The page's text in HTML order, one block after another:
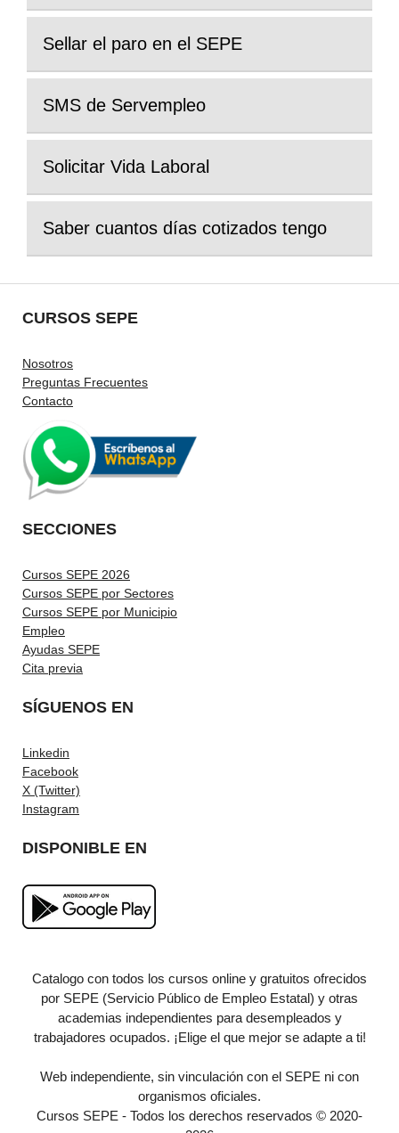
Sellar el paro en el SEPE
SMS de Servempleo
Solicitar Vida Laboral
Saber cuantos días cotizados tengo
CURSOS SEPE
Nosotros
Preguntas Frecuentes
Contacto
SECCIONES
Cursos SEPE 2026
Cursos SEPE por Sectores
Cursos SEPE por Municipio
Empleo
Ayudas SEPE
Cita previa
SÍGUENOS EN
Linkedin
Facebook
X (Twitter)
Instagram
DISPONIBLE EN
Catalogo con todos los cursos online y gratuitos ofrecidos
por SEPE (Servicio Público de Empleo Estatal) y otras
academias independientes para desempleados y
trabajadores ocupados. ¡Elige el que mejor se adapte a ti!
Web independiente, sin vinculación con el SEPE ni con
organismos oficiales.
Cursos SEPE - Todos los derechos reservados © 2020-